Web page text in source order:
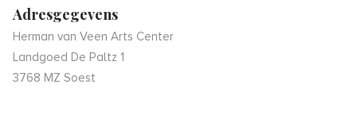
Adresgegevens
Herman van Veen Arts Center
Landgoed De Paltz 1
3768 MZ Soest